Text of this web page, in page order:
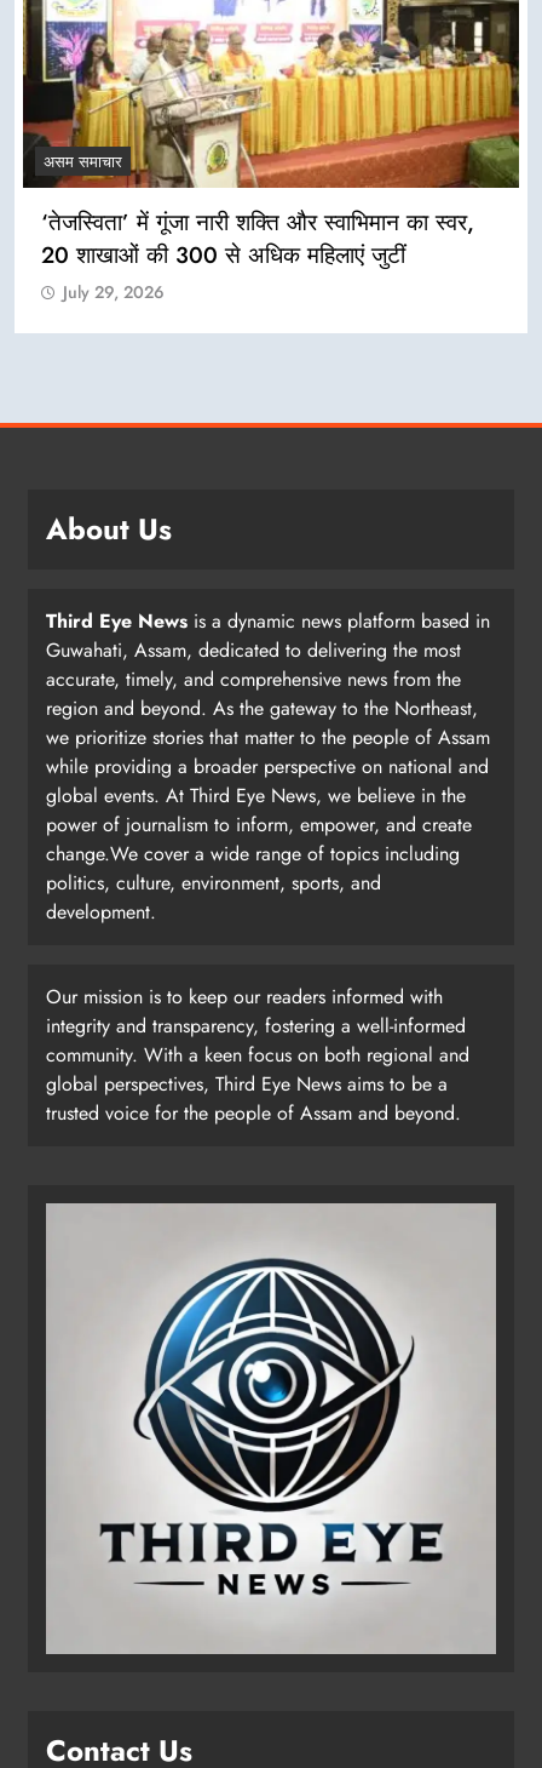
असम समाचार
‘तेजस्विता’ में गूंजा नारी शक्ति और स्वाभिमान का स्वर,
20 शाखाओं की 300 से अधिक महिलाएं जुटीं
July 29, 2026
About Us
Third Eye News is a dynamic news platform based in
Guwahati, Assam, dedicated to delivering the most
accurate, timely, and comprehensive news from the
region and beyond. As the gateway to the Northeast,
we prioritize stories that matter to the people of Assam
while providing a broader perspective on national and
global events. At Third Eye News, we believe in the
power of journalism to inform, empower, and create
change.We cover a wide range of topics including
politics, culture, environment, sports, and
development.
Our mission is to keep our readers informed with
integrity and transparency, fostering a well-informed
community. With a keen focus on both regional and
global perspectives, Third Eye News aims to be a
trusted voice for the people of Assam and beyond.
Contact Us